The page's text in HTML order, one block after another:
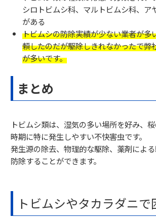
シロトビムシ科、マルトビムシ科、ア
がある
トビムシの防除実績が少ない業者が多
頼したのだが駆除しきれなかったで弊
が多いです。
まとめ
トビムシ類は、湿気の多い場所を好み、
時期に特に発生しやすい不快害虫です。
発生源の除去、物理的な駆除、薬剤によ
防除することができます。
トビムシやタカラダニで